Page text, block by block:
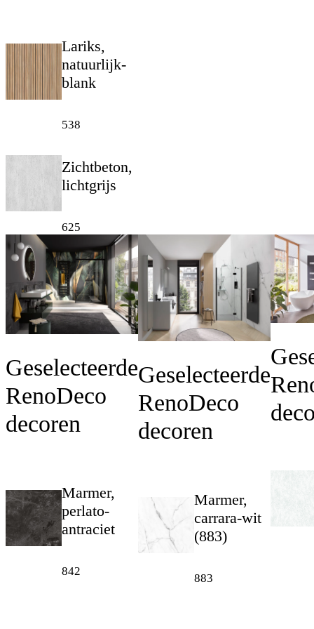
Lariks,
natuurlijk-
blank
538
Zichtbeton,
lichtgrijs
625
Geselecteerde
RenoDeco
decoren
Marmer,
perlato-
antraciet
842
Geselecteerde
RenoDeco
decoren
Marmer,
carrara-wit
(883)
883